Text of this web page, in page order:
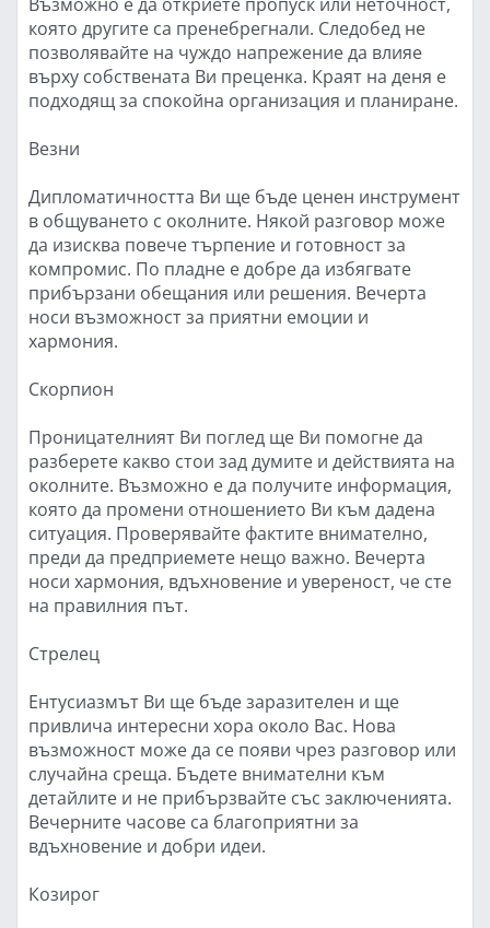
която другите са пренебрегнали. Следобед не
позволявайте на чуждо напрежение да влияе
върху собствената Ви преценка. Краят на деня е
подходящ за спокойна организация и планиране.
Везни
Дипломатичността Ви ще бъде ценен инструмент
в общуването с околните. Някой разговор може
да изисква повече търпение и готовност за
компромис. По пладне е добре да избягвате
прибързани обещания или решения. Вечерта
носи възможност за приятни емоции и
хармония.
Скорпион
Проницателният Ви поглед ще Ви помогне да
разберете какво стои зад думите и действията на
околните. Възможно е да получите информация,
която да промени отношението Ви към дадена
ситуация. Проверявайте фактите внимателно,
преди да предприемете нещо важно. Вечерта
носи хармония, вдъхновение и увереност, че сте
на правилния път.
Стрелец
Ентусиазмът Ви ще бъде заразителен и ще
привлича интересни хора около Вас. Нова
възможност може да се появи чрез разговор или
случайна среща. Бъдете внимателни към
детайлите и не прибързвайте със заключенията.
Вечерните часове са благоприятни за
вдъхновение и добри идеи.
Козирог